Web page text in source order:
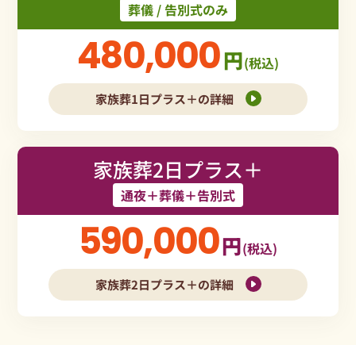
葬儀 / 告別式のみ
480,000円(税込)
家族葬1日プラス＋の詳細
家族葬2日プラス＋
通夜＋葬儀＋告別式
590,000円(税込)
家族葬2日プラス＋の詳細